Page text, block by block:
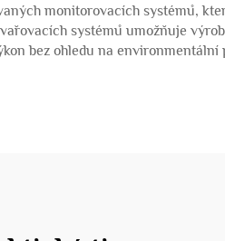
monitorovacích systémů,
systémů umožňuje
bez ohledu na